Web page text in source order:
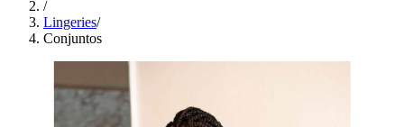
/
Lingeries/
Conjuntos